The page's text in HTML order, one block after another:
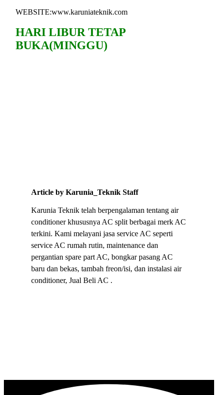
WEBSITE:www.karuniateknik.com
HARI LIBUR TETAP
BUKA(MINGGU)
Article by Karunia_Teknik Staff
Karunia Teknik telah berpengalaman tentang air
conditioner khususnya AC split berbagai merk AC
terkini. Kami melayani jasa service AC seperti
service AC rumah rutin, maintenance dan
pergantian spare part AC, bongkar pasang AC
baru dan bekas, tambah freon/isi, dan instalasi air
conditioner, Jual Beli AC .